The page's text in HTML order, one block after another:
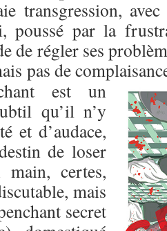
transgression,
poussé par la
de régler ses
pas de
est un
qu’il n’y
et d’audace,
de loser
certes,
mais
secret